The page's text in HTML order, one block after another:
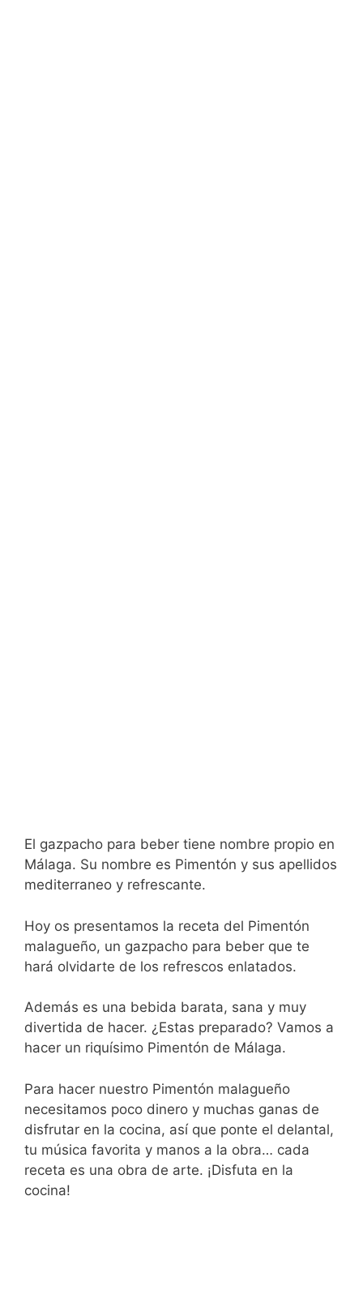
El gazpacho para beber tiene nombre propio en
Málaga. Su nombre es Pimentón y sus apellidos
mediterraneo y refrescante.
Hoy os presentamos la receta del Pimentón
malagueño, un gazpacho para beber que te
hará olvidarte de los refrescos enlatados.
Además es una bebida barata, sana y muy
divertida de hacer. ¿Estas preparado? Vamos a
hacer un riquísimo Pimentón de Málaga.
Para hacer nuestro Pimentón malagueño
necesitamos poco dinero y muchas ganas de
disfrutar en la cocina, así que ponte el delantal,
tu música favorita y manos a la obra… cada
receta es una obra de arte. ¡Disfuta en la
cocina!